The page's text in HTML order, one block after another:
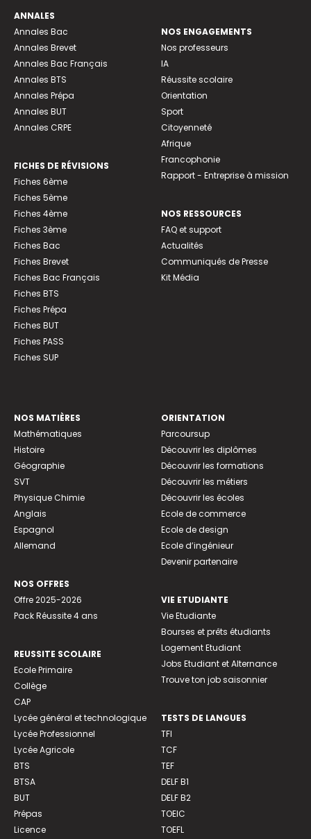
ANNALES
Annales Bac
Annales Brevet
Annales Bac Français
Annales BTS
Annales Prépa
Annales BUT
Annales CRPE
FICHES DE RÉVISIONS
Fiches 6ème
Fiches 5ème
Fiches 4ème
Fiches 3ème
Fiches Bac
Fiches Brevet
Fiches Bac Français
Fiches BTS
Fiches Prépa
Fiches BUT
Fiches PASS
Fiches SUP
NOS ENGAGEMENTS
Nos professeurs
IA
Réussite scolaire
Orientation
Sport
Citoyenneté
Afrique
Francophonie
Rapport - Entreprise à mission
NOS RESSOURCES
FAQ et support
Actualités
Communiqués de Presse
Kit Média
NOS MATIÈRES
Mathématiques
Histoire
Géographie
SVT
Physique Chimie
Anglais
Espagnol
Allemand
NOS OFFRES
Offre 2025-2026
Pack Réussite 4 ans
REUSSITE SCOLAIRE
Ecole Primaire
Collège
CAP
Lycée général et technologique
Lycée Professionnel
Lycée Agricole
BTS
BTSA
BUT
Prépas
Licence
ORIENTATION
Parcoursup
Découvrir les diplômes
Découvrir les formations
Découvrir les métiers
Découvrir les écoles
Ecole de commerce
Ecole de design
Ecole d’ingénieur
Devenir partenaire
VIE ETUDIANTE
Vie Etudiante
Bourses et prêts étudiants
Logement Etudiant
Jobs Etudiant et Alternance
Trouve ton job saisonnier
TESTS DE LANGUES
TFI
TCF
TEF
DELF B1
DELF B2
TOEIC
TOEFL